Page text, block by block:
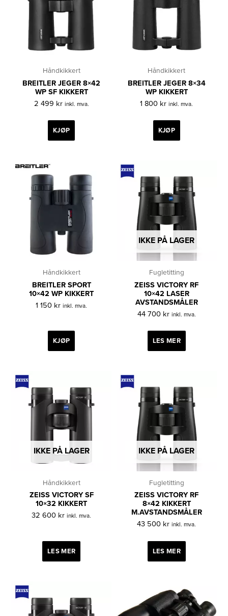
Håndkikkert
BREITLER JEGER 8×42
WP SF KIKKERT
2 499 kr inkl. mva.
KJØP
Håndkikkert
BREITLER JEGER 8×34
WP KIKKERT
1 800 kr inkl. mva.
KJØP
Håndkikkert
BREITLER SPORT
10×42 WP KIKKERT
1 150 kr inkl. mva.
KJØP
IKKE PÅ LAGER
Fugletitting
ZEISS VICTORY RF
10×42 LASER
AVSTANDSMÅLER
44 700 kr inkl. mva.
LES MER
IKKE PÅ LAGER
Håndkikkert
ZEISS VICTORY SF
10×32 KIKKERT
32 600 kr inkl. mva.
LES MER
IKKE PÅ LAGER
Fugletitting
ZEISS VICTORY RF
8×42 KIKKERT
M.AVSTANDSMÅLER
43 500 kr inkl. mva.
LES MER